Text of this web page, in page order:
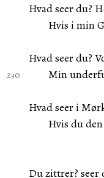
Hvad seer du?
Hvis i min
Hvad seer du?
Min
Hvad seer i
Hvis du den
Du zittrer? seer